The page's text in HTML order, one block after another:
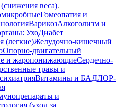
веса)
Гомеопатия и
ВарикозАлкоголизм и
УхоДиабет
(легкие)Желудочно-кишечный
Опорно-двигательный
и жаропонижающиеСердечно-
травы и
Витамины и БАДЛОР-
и
(уход за